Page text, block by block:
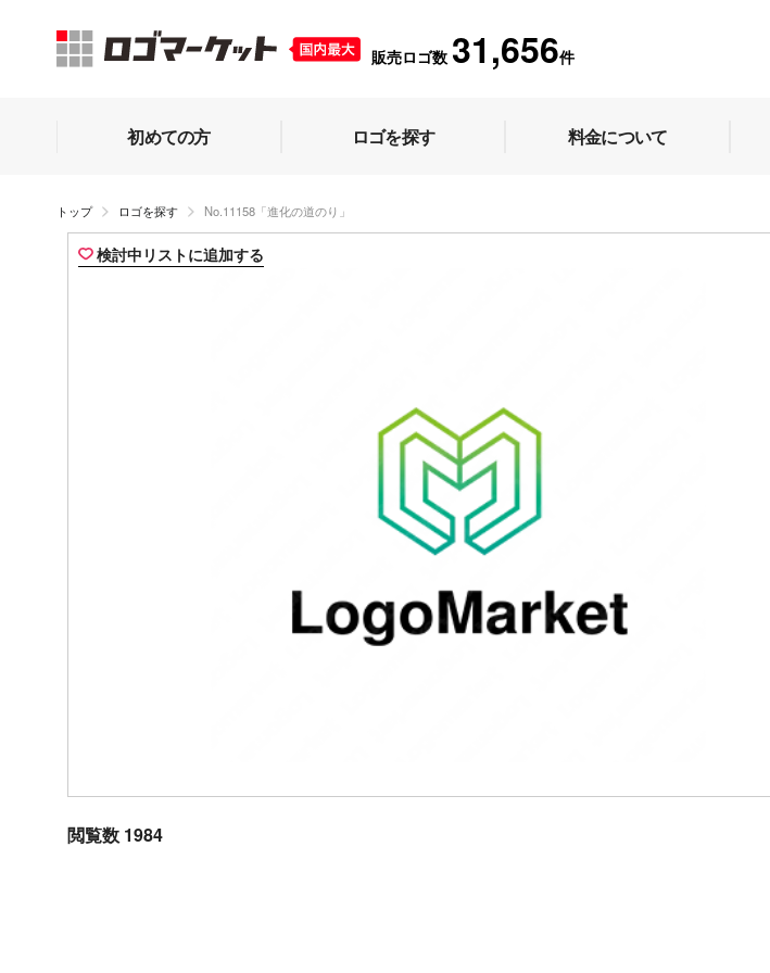
販売ロゴ数 31,656件
初めての方 ロゴを探す 料金について
トップ ロゴを探す No.11158「進化の道のり」
検討中リストに追加する
閲覧数 1984